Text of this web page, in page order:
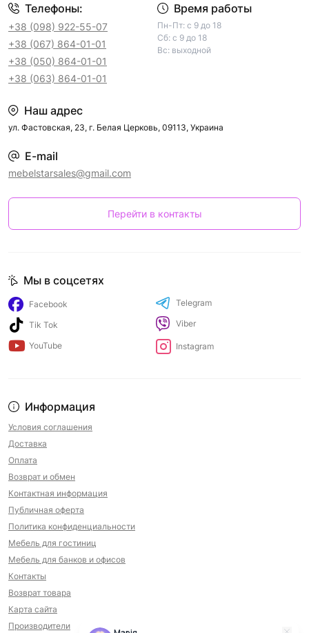
Телефоны:
+38 (098) 922-55-07
+38 (067) 864-01-01
+38 (050) 864-01-01
+38 (063) 864-01-01
Время работы
Пн-Пт: с 9 до 18
Сб: с 9 до 18
Вс: выходной
Наш адрес
ул. Фастовская, 23, г. Белая Церковь, 09113, Украина
E-mail
mebelstarsales@gmail.com
Перейти в контакты
Информация
Условия соглашения
Доставка
Оплата
Возврат и обмен
Контактная информация
Публичная оферта
Политика конфиденциальности
Мебель для гостиниц
Мебель для банков и офисов
Контакты
Возврат товара
Карта сайта
Производители
Мы в соцсетях
Facebook
Tik Tok
YouTube
Telegram
Viber
Instagram